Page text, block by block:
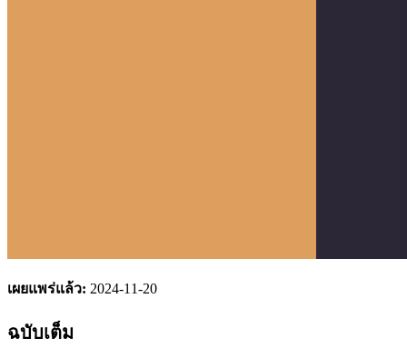
เผยแพร่แล้ว: 2024-11-20
ฉบับเต็ม